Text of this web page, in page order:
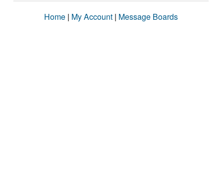
Home | My Account | Message Boards